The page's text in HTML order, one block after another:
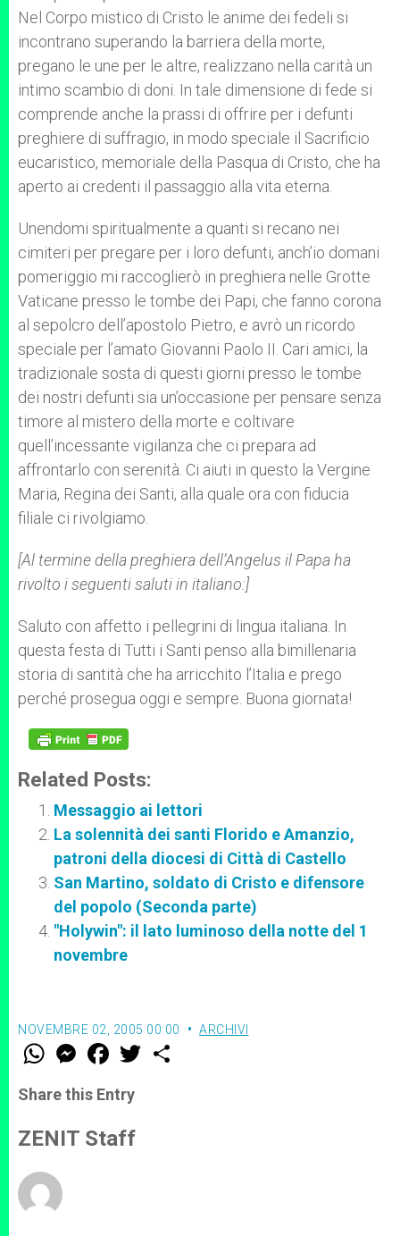
Nel Corpo mistico di Cristo le anime dei fedeli si
incontrano superando la barriera della morte,
pregano le une per le altre, realizzano nella carità un
intimo scambio di doni. In tale dimensione di fede si
comprende anche la prassi di offrire per i defunti
preghiere di suffragio, in modo speciale il Sacrificio
eucaristico, memoriale della Pasqua di Cristo, che ha
aperto ai credenti il passaggio alla vita eterna.
Unendomi spiritualmente a quanti si recano nei
cimiteri per pregare per i loro defunti, anch’io domani
pomeriggio mi raccoglierò in preghiera nelle Grotte
Vaticane presso le tombe dei Papi, che fanno corona
al sepolcro dell’apostolo Pietro, e avrò un ricordo
speciale per l’amato Giovanni Paolo II. Cari amici, la
tradizionale sosta di questi giorni presso le tombe
dei nostri defunti sia un’occasione per pensare senza
timore al mistero della morte e coltivare
quell’incessante vigilanza che ci prepara ad
affrontarlo con serenità. Ci aiuti in questo la Vergine
Maria, Regina dei Santi, alla quale ora con fiducia
filiale ci rivolgiamo.
[Al termine della preghiera dell’Angelus il Papa ha
rivolto i seguenti saluti in italiano:]
Saluto con affetto i pellegrini di lingua italiana. In
questa festa di Tutti i Santi penso alla bimillenaria
storia di santità che ha arricchito l’Italia e prego
perché prosegua oggi e sempre. Buona giornata!
Related Posts:
Messaggio ai lettori
La solennità dei santi Florido e Amanzio,
patroni della diocesi di Città di Castello
San Martino, soldato di Cristo e difensore
del popolo (Seconda parte)
"Holywin": il lato luminoso della notte del 1
novembre
NOVEMBRE 02, 2005 00:00 ARCHIVI
W
t
s
p
p
M
e
s
e
g
e
F
a
e
b
o
k
w
Share this Entry
ZENIT Staff